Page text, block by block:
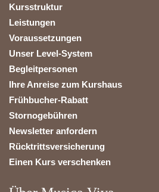
Kursstruktur
Leistungen
Voraussetzungen
Unser Level-System
Begleitpersonen
Ihre Anreise zum Kurshaus
Frühbucher-Rabatt
Stornogebühren
Newsletter anfordern
Rücktrittsversicherung
Einen Kurs verschenken